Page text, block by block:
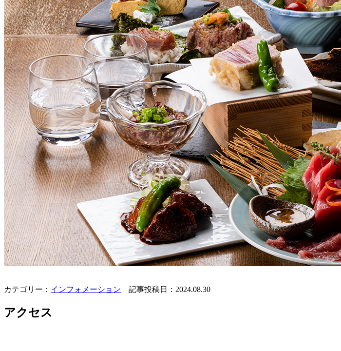
カテゴリー： インフォメーション 記事投稿日：2024.08.30
アクセス